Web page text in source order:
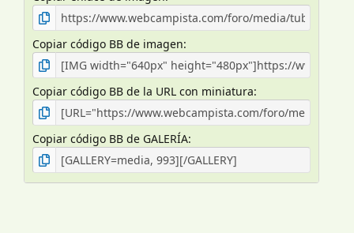
Copiar código BB de imagen
Copiar código BB de la URL con miniatura
Copiar código BB de GALERÍA